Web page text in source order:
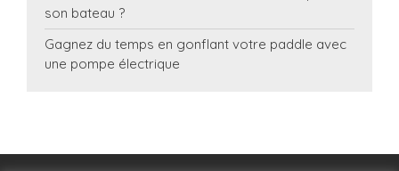
son bateau ?
Gagnez du temps en gonflant votre paddle avec
une pompe électrique